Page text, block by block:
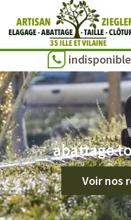
indisponible
abattage
Voir nos